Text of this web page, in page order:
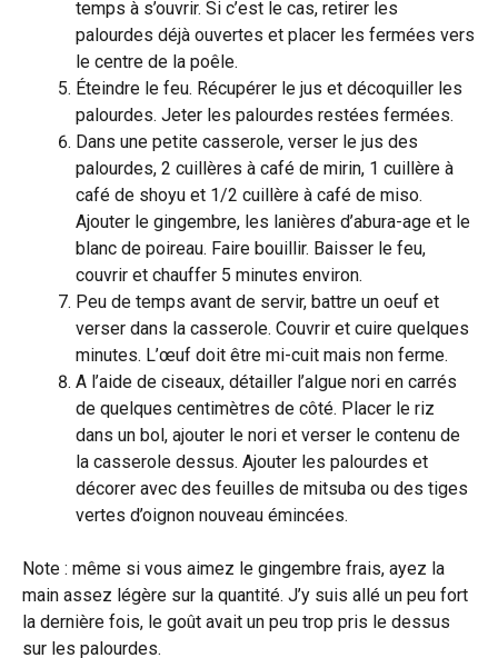
temps à s’ouvrir. Si c’est le cas, retirer les
palourdes déjà ouvertes et placer les fermées vers
le centre de la poêle.
Éteindre le feu. Récupérer le jus et décoquiller les
palourdes. Jeter les palourdes restées fermées.
Dans une petite casserole, verser le jus des
palourdes, 2 cuillères à café de mirin, 1 cuillère à
café de shoyu et 1/2 cuillère à café de miso.
Ajouter le gingembre, les lanières d’abura-age et le
blanc de poireau. Faire bouillir. Baisser le feu,
couvrir et chauffer 5 minutes environ.
Peu de temps avant de servir, battre un oeuf et
verser dans la casserole. Couvrir et cuire quelques
minutes. L’œuf doit être mi-cuit mais non ferme.
A l’aide de ciseaux, détailler l’algue nori en carrés
de quelques centimètres de côté. Placer le riz
dans un bol, ajouter le nori et verser le contenu de
la casserole dessus. Ajouter les palourdes et
décorer avec des feuilles de mitsuba ou des tiges
vertes d’oignon nouveau émincées.
Note : même si vous aimez le gingembre frais, ayez la
main assez légère sur la quantité. J’y suis allé un peu fort
la dernière fois, le goût avait un peu trop pris le dessus
sur les palourdes.